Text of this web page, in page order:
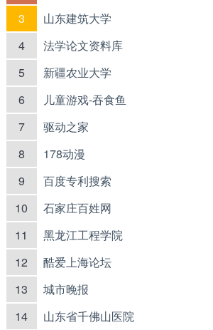
3 山东建筑大学
4 法学论文资料库
5 新疆农业大学
6 儿童游戏-吞食鱼
7 驱动之家
8 178动漫
9 百度专利搜索
10 石家庄百姓网
11 黑龙江工程学院
12 酷爱上海论坛
13 城市晚报
14 山东省千佛山医院